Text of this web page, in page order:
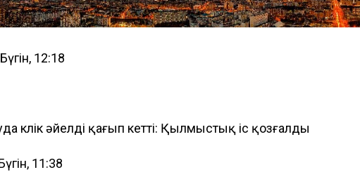
12:18
көлік әйелді қағып кетті: Қылмыстық іс қозғалды
11:38